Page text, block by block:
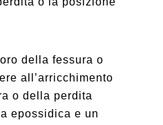
della fessura o
all’arricchimento
o della perdita
epossidica e un